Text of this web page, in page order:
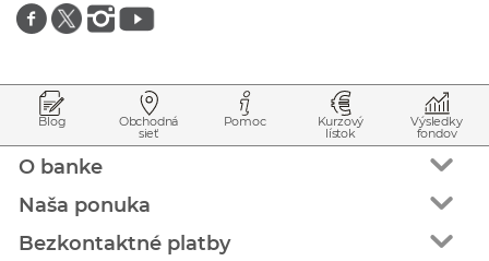
Znajdź nas na facebooku
Znajdź nas na twitterze
Znajdź nas na instagramie
Znajdź nas na youtube
Blog Obchodná
sieť
Pomoc Kurzový
lístok
Výsledky
fondov
O banke
Naša ponuka
Bezkontaktné platby